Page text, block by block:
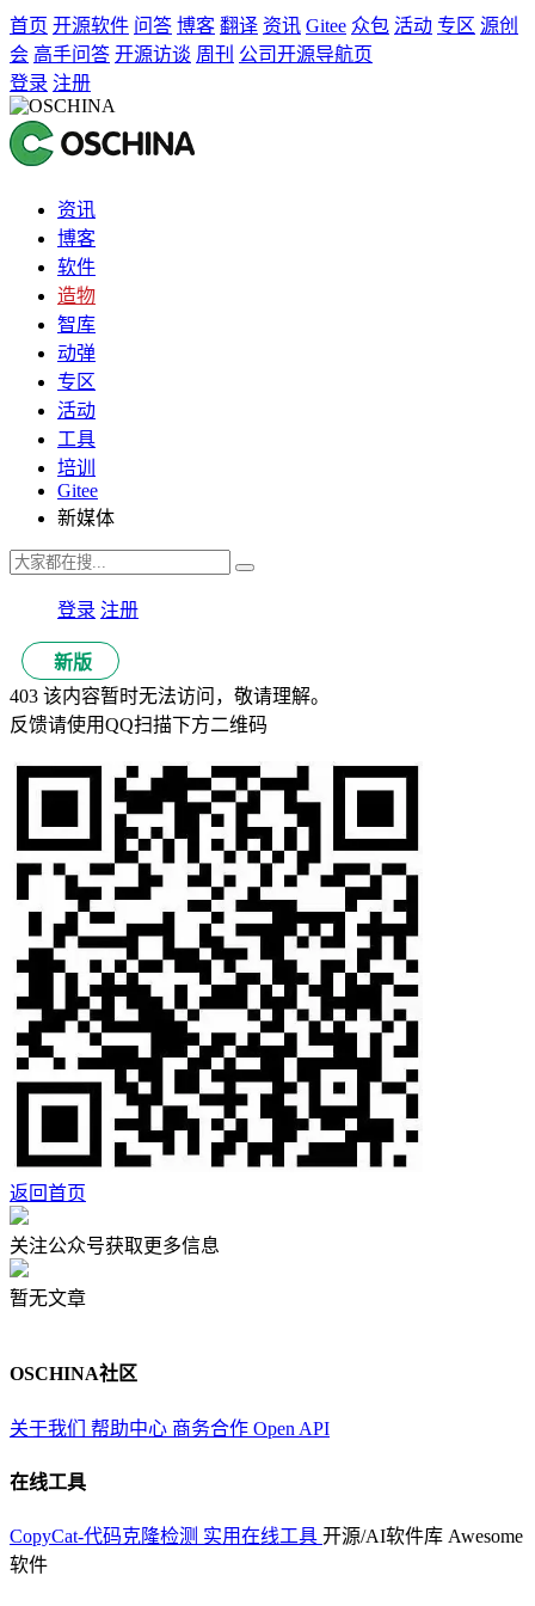
首页 开源软件 问答 博客 翻译 资讯 Gitee 众包 活动 专区 源创
会 高手问答 开源访谈 周刊 公司开源导航页
登录 注册
资讯
博客
软件
造物
智库
动弹
专区
活动
工具
培训
Gitee
新媒体
登录 注册
新版
403 该内容暂时无法访问，敬请理解。
反馈请使用QQ扫描下方二维码
返回首页
关注公众号获取更多信息
暂无文章
OSCHINA社区
关于我们 帮助中心 商务合作 Open API
在线工具
CopyCat-代码克隆检测 实用在线工具 开源/AI软件库 Awesome
软件